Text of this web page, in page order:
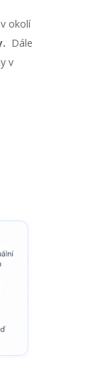
okolí
Dále
v